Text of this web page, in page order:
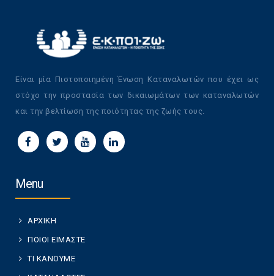
Είναι μία Πιστοποιημένη Ένωση Καταναλωτών που έχει ως
στόχο την προστασία των δικαιωμάτων των καταναλωτών
και την βελτίωση της ποιότητας της ζωής τους.
Menu
ΑΡΧΙΚΗ
ΠΟΙΟΙ ΕΙΜΑΣΤΕ
ΤΙ ΚΑΝΟΥΜΕ